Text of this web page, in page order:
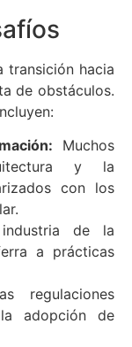
transición hacia
de obstáculos.
Muchos
y la
con los
de la
a prácticas
regulaciones
adopción de